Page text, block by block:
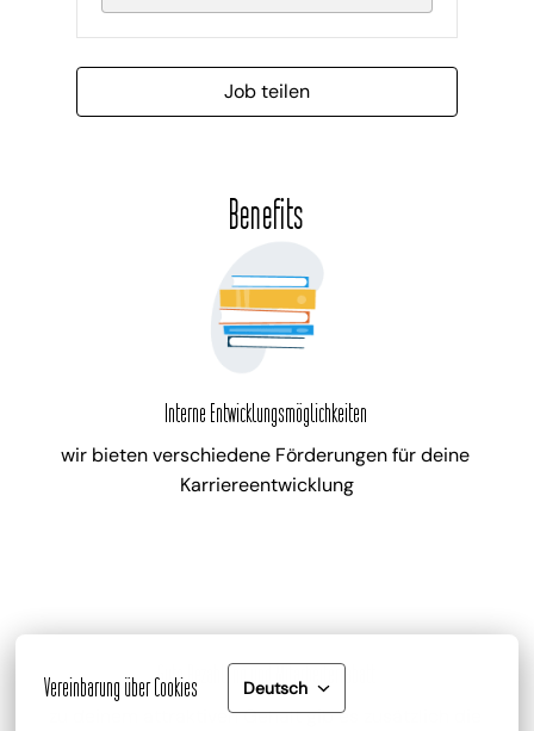
Vereinbarung über Cookies Deutsch
Job teilen
Benefits
Interne Entwicklungsmöglichkeiten
wir bieten verschiedene Förderungen für deine
Karriereentwicklung
Gute Bezahlung und Mitarbeiterrabatt
zu deinem attraktiven Gehalt gib es zusätzlich die